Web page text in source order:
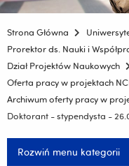
Strona Główna
Prorektor ds. Nauki i
Dział Projektów Naukowych
Oferta pracy w projektach
Archiwum oferty pracy w
Doktorant - stypendysta -
Rozwiń menu kategorii